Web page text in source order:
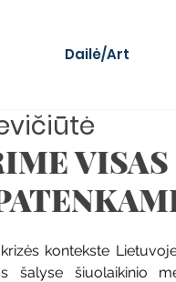
Dailė/Art
kontekste
šalyse šiuolaikinio